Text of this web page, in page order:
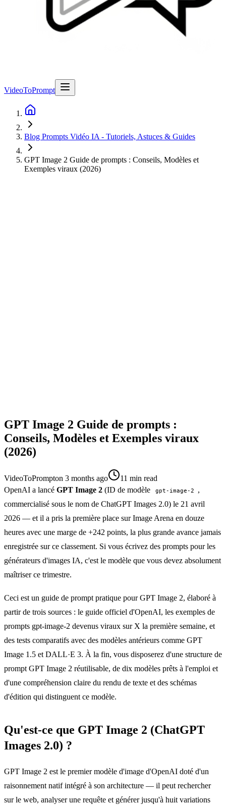
VideoToPrompt
Blog Prompts Vidéo IA - Tutoriels, Astuces & Guides
GPT Image 2 Guide de prompts : Conseils, Modèles et
Exemples viraux (2026)
GPT Image 2 Guide de prompts :
Conseils, Modèles et Exemples viraux
(2026)
VideoToPrompton 3 months ago 11 min read
OpenAI a lancé GPT Image 2 (ID de modèle gpt-image-2
,
commercialisé sous le nom de ChatGPT Images 2.0) le 21 avril
2026 — et il a pris la première place sur Image Arena en douze
heures avec une marge de +242 points, la plus grande avance jamais
enregistrée sur ce classement. Si vous écrivez des prompts pour les
générateurs d'images IA, c'est le modèle que vous devez absolument
maîtriser ce trimestre.
Ceci est un guide de prompt pratique pour GPT Image 2, élaboré à
partir de trois sources : le guide officiel d'OpenAI, les exemples de
prompts gpt-image-2 devenus viraux sur X la première semaine, et
des tests comparatifs avec des modèles antérieurs comme GPT
Image 1.5 et DALL·E 3. À la fin, vous disposerez d'une structure de
prompt GPT Image 2 réutilisable, de dix modèles prêts à l'emploi et
d'une compréhension claire du rendu de texte et des schémas
d'édition qui distinguent ce modèle.
Qu'est-ce que GPT Image 2 (ChatGPT
Images 2.0) ?
GPT Image 2 est le premier modèle d'image d'OpenAI doté d'un
raisonnement natif intégré à son architecture — il peut rechercher
sur le web, analyser une requête et générer jusqu'à huit variations